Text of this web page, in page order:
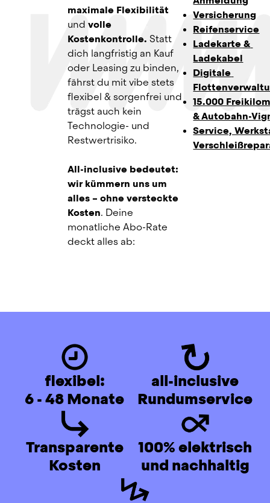
maximale Flexibilität
und volle
Kostenkontrolle. Statt
dich langfristig an Kauf
oder Leasing zu binden,
fährst du mit vibe stets
flexibel & sorgenfrei und
trägst auch kein
Technologie- und
Restwertrisiko.
All-inclusive bedeutet:
wir kümmern uns um
alles – ohne versteckte
Kosten. Deine
monatliche Abo-Rate
deckt alles ab:
Versicherung
Reifenservice
Ladekarte &
Ladekabel
Digitale
15.000
& Autobahn-
Service,
flexibel:
6 - 48 Monate
all-inclusive
Rundumservice
Transparente
Kosten
100% elektrisch
und nachhaltig